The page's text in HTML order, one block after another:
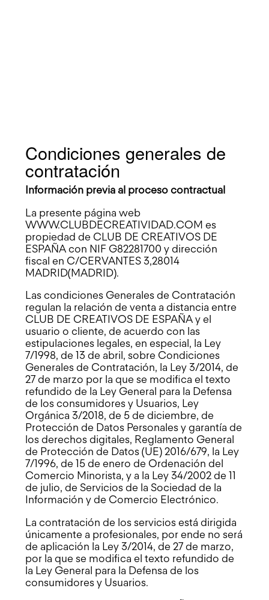
Condiciones generales de
contratación
Información previa al proceso contractual
La presente página web
WWW.CLUBDECREATIVIDAD.COM es
propiedad de CLUB DE CREATIVOS DE
ESPAÑA con NIF G82281700 y dirección
fiscal en C/CERVANTES 3,28014
MADRID(MADRID).
Las condiciones Generales de Contratación
regulan la relación de venta a distancia entre
CLUB DE CREATIVOS DE ESPAÑA y el
usuario o cliente, de acuerdo con las
estipulaciones legales, en especial, la Ley
7/1998, de 13 de abril, sobre Condiciones
Generales de Contratación, la Ley 3/2014, de
27 de marzo por la que se modifica el texto
refundido de la Ley General para la Defensa
de los consumidores y Usuarios, Ley
Orgánica 3/2018, de 5 de diciembre, de
Protección de Datos Personales y garantía de
los derechos digitales, Reglamento General
de Protección de Datos (UE) 2016/679, la Ley
7/1996, de 15 de enero de Ordenación del
Comercio Minorista, y a la Ley 34/2002 de 11
de julio, de Servicios de la Sociedad de la
Información y de Comercio Electrónico.
La contratación de los servicios está dirigida
únicamente a profesionales, por ende no será
de aplicación la Ley 3/2014, de 27 de marzo,
por la que se modifica el texto refundido de
la Ley General para la Defensa de los
consumidores y Usuarios.